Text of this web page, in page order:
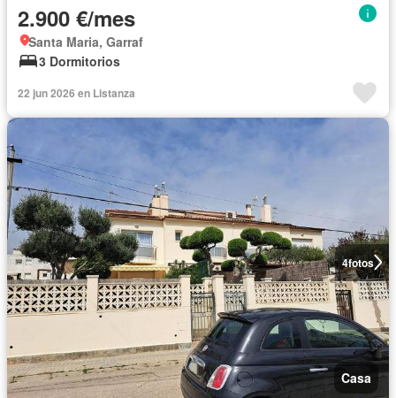
2.900 €/mes
Santa Maria, Garraf
3 Dormitorios
22 jun 2026 en Listanza
4fotos
Casa